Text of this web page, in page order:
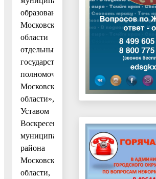
образований
Московской
области
отдельными
государственными
полномочиями
Московской
области»,
Уставом
Воскресенского
муниципального
района
Московской
области,